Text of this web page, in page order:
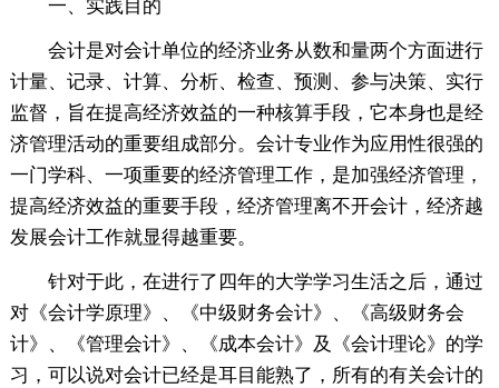
一、实践目的
会计是对会计单位的经济业务从数和量两个方面进行
计量、记录、计算、分析、检查、预测、参与决策、实行
监督，旨在提高经济效益的一种核算手段，它本身也是经
济管理活动的重要组成部分。会计专业作为应用性很强的
一门学科、一项重要的经济管理工作，是加强经济管理，
提高经济效益的重要手段，经济管理离不开会计，经济越
发展会计工作就显得越重要。
针对于此，在进行了四年的大学学习生活之后，通过
对《会计学原理》、《中级财务会计》、《高级财务会
计》、《管理会计》、《成本会计》及《会计理论》的学
习，可以说对会计已经是耳目能熟了，所有的有关会计的